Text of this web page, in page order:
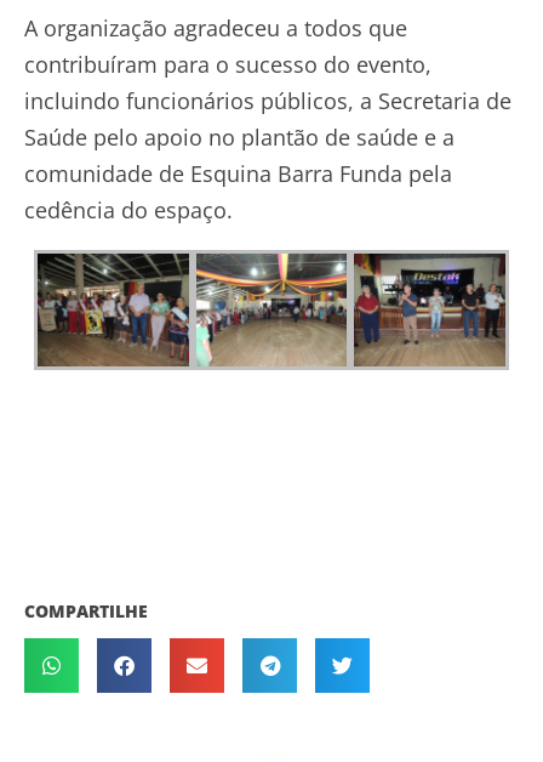
A organização agradeceu a todos que
contribuíram para o sucesso do evento,
incluindo funcionários públicos, a Secretaria de
Saúde pelo apoio no plantão de saúde e a
comunidade de Esquina Barra Funda pela
cedência do espaço.
COMPARTILHE